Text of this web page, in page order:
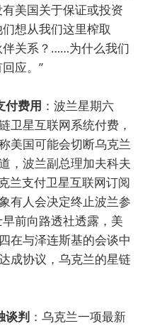
美国关于保证或投资
想从我们这里榨取
关系？……为什么我们
应。”
付费用 ：波兰星期六
卫星互联网系统付费，
美国可能会切断乌克兰
，波兰副总理加夫科夫
兰支付卫星互联网订阅
有人会决定终止波兰参
前向路透社透露，美
在与泽连斯基的会谈中
成协议，乌克兰的星链
谈判 ：乌克兰一项最新